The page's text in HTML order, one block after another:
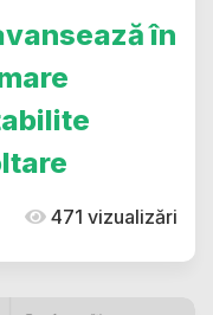
în
471 vizualizări